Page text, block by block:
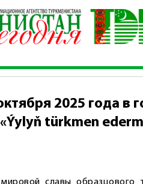
26 октября 2025 года
2025 года в
türkmen